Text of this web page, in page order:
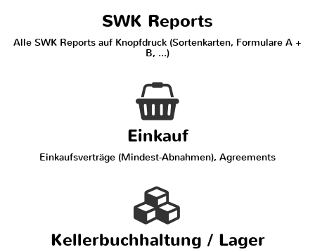
SWK Reports
Alle SWK Reports auf Knopfdruck (Sortenkarten, Formulare A +
B, ...)
Einkauf
Einkaufsverträge (Mindest-Abnahmen), Agreements
Kellerbuchhaltung / Lager